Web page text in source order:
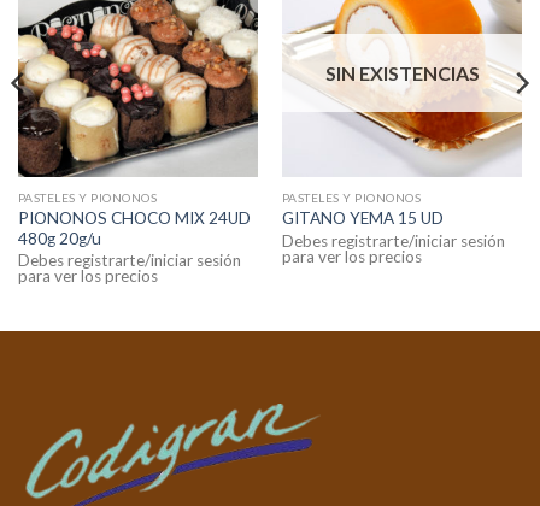
PASTELES Y PIONONOS
PIONONOS CHOCO MIX 24UD
480g 20g/u
Debes registrarte/iniciar sesión
para ver los precios
SIN EXISTENCIAS
PASTELES Y PIONONOS
GITANO YEMA 15 UD
Debes registrarte/iniciar sesión
para ver los precios